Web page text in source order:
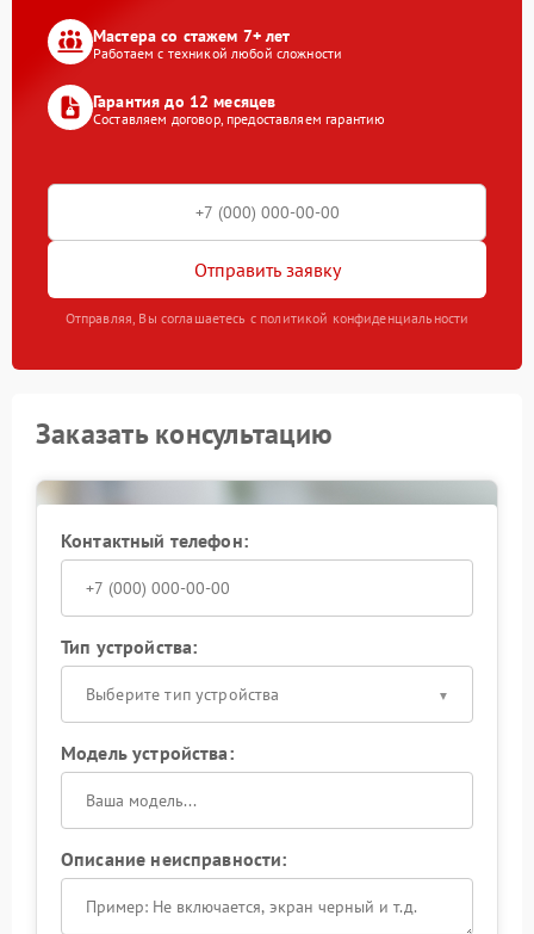
Мастера со стажем 7+ лет
Работаем с техникой любой сложности
Гарантия до 12 месяцев
Составляем договор, предоставляем гарантию
Отправить заявку
Отправляя, Вы соглашаетесь с политикой конфиденциальности
Заказать консультацию
Контактный телефон:
Тип устройства:
Выберите тип устройства
Модель устройства:
Описание неисправности: